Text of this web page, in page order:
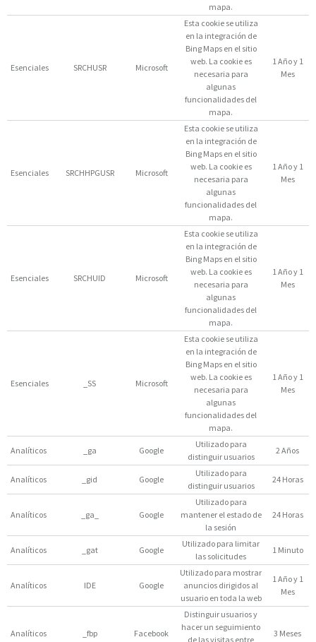
mapa.
Esenciales SRCHUSR Microsoft
Esta cookie se utiliza
en la integración de
Bing Maps en el sitio
web. La cookie es
necesaria para
algunas
funcionalidades del
mapa.
1 Año y 1
Mes
Esenciales SRCHHPGUSR Microsoft
Esta cookie se utiliza
en la integración de
Bing Maps en el sitio
web. La cookie es
necesaria para
algunas
funcionalidades del
mapa.
1 Año y 1
Mes
Esenciales SRCHUID Microsoft
Esta cookie se utiliza
en la integración de
Bing Maps en el sitio
web. La cookie es
necesaria para
algunas
funcionalidades del
mapa.
1 Año y 1
Mes
Esenciales _SS Microsoft
Esta cookie se utiliza
en la integración de
Bing Maps en el sitio
web. La cookie es
necesaria para
algunas
funcionalidades del
mapa.
1 Año y 1
Mes
Analíticos _ga Google
Utilizado para
distinguir usuarios
2 Años
Analíticos _gid Google
Utilizado para
distinguir usuarios
24 Horas
Analíticos _ga_ Google
Utilizado para
mantener el estado de
la sesión
24 Horas
Analíticos _gat Google
Utilizado para limitar
las solicitudes
1 Minuto
Analíticos IDE Google
Utilizado para mostrar
anuncios dirigidos al
usuario en toda la web
1 Año y 1
Mes
Analíticos _fbp Facebook
Distinguir usuarios y
hacer un seguimiento
de las visitas entre
3 Meses